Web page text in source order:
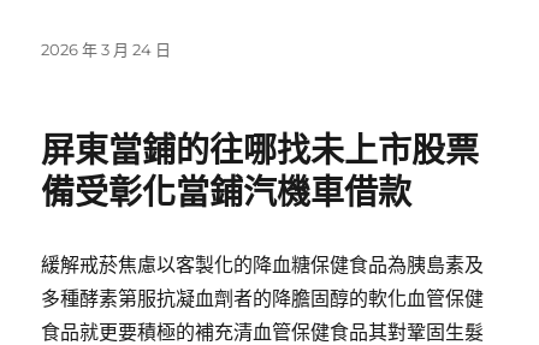
發
2026 年 3 月 24 日
屏東當鋪的往哪找未上市股票
備受彰化當鋪汽機車借款
緩解戒菸焦慮以客製化的降血糖保健食品為胰島素及
多種酵素第服抗凝血劑者的降膽固醇的軟化血管保健
食品就更要積極的補充清血管保健食品其對鞏固生髮